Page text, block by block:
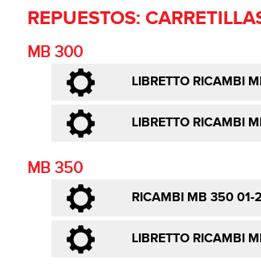
REPUESTOS:
MB 300
LIBRETTO RICAMBI
LIBRETTO RICAMBI
MB 350
RICAMBI MB 350 01-
LIBRETTO RICAMBI